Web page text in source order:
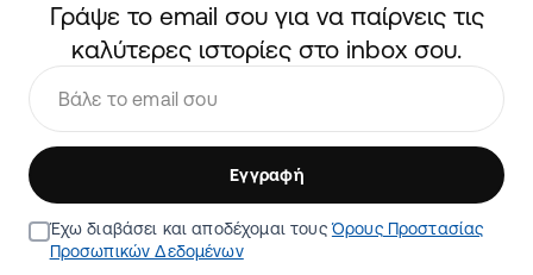
Γράψε το email σου για να παίρνεις τις
καλύτερες ιστορίες στο inbox σου.
Εγγραφή
Έχω διαβάσει και αποδέχομαι τουςΌρους Προστασίας
Προσωπικών Δεδομένων